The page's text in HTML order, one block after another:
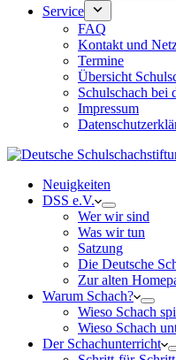
Service
FAQ
Kontakt und
Termine
Übersicht
Schulschach bei
Impressum
Neuigkeiten
DSS e.V.
Wer wir sind
Was wir tun
Satzung
Die Deutsche
Zur alten
Warum Schach?
Wieso Schach
Wieso Schach
Der Schachunterricht